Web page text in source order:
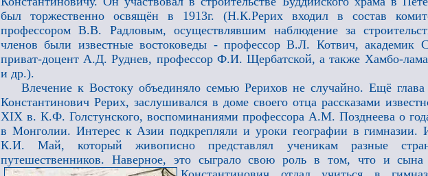
был торжественно освящён в 1913г. (Н.К.Рерих входил в состав
профессором В.В. Радловым, осуществлявшим наблюдение за
членов были известные востоковеды - профессор В.Л. Котвич, академик
приват-доцент А.Д. Руднев, профессор Ф.И. Щербатской, а также Хамбо-
и др.).
Влечение к Востоку объединяло семью Рерихов не случайно. Ещё
Константинович Рерих, заслушивался в доме своего отца рассказами
XIX в. К.Ф. Голстунского, воспоминаниями профессора А.М. Позднеева о
в Монголии. Интерес к Азии подкрепляли и уроки географии в гимназии.
К.И. Май, который живописно представлял ученикам разные
путешественников. Наверное, это сыграло свою роль в том, что и